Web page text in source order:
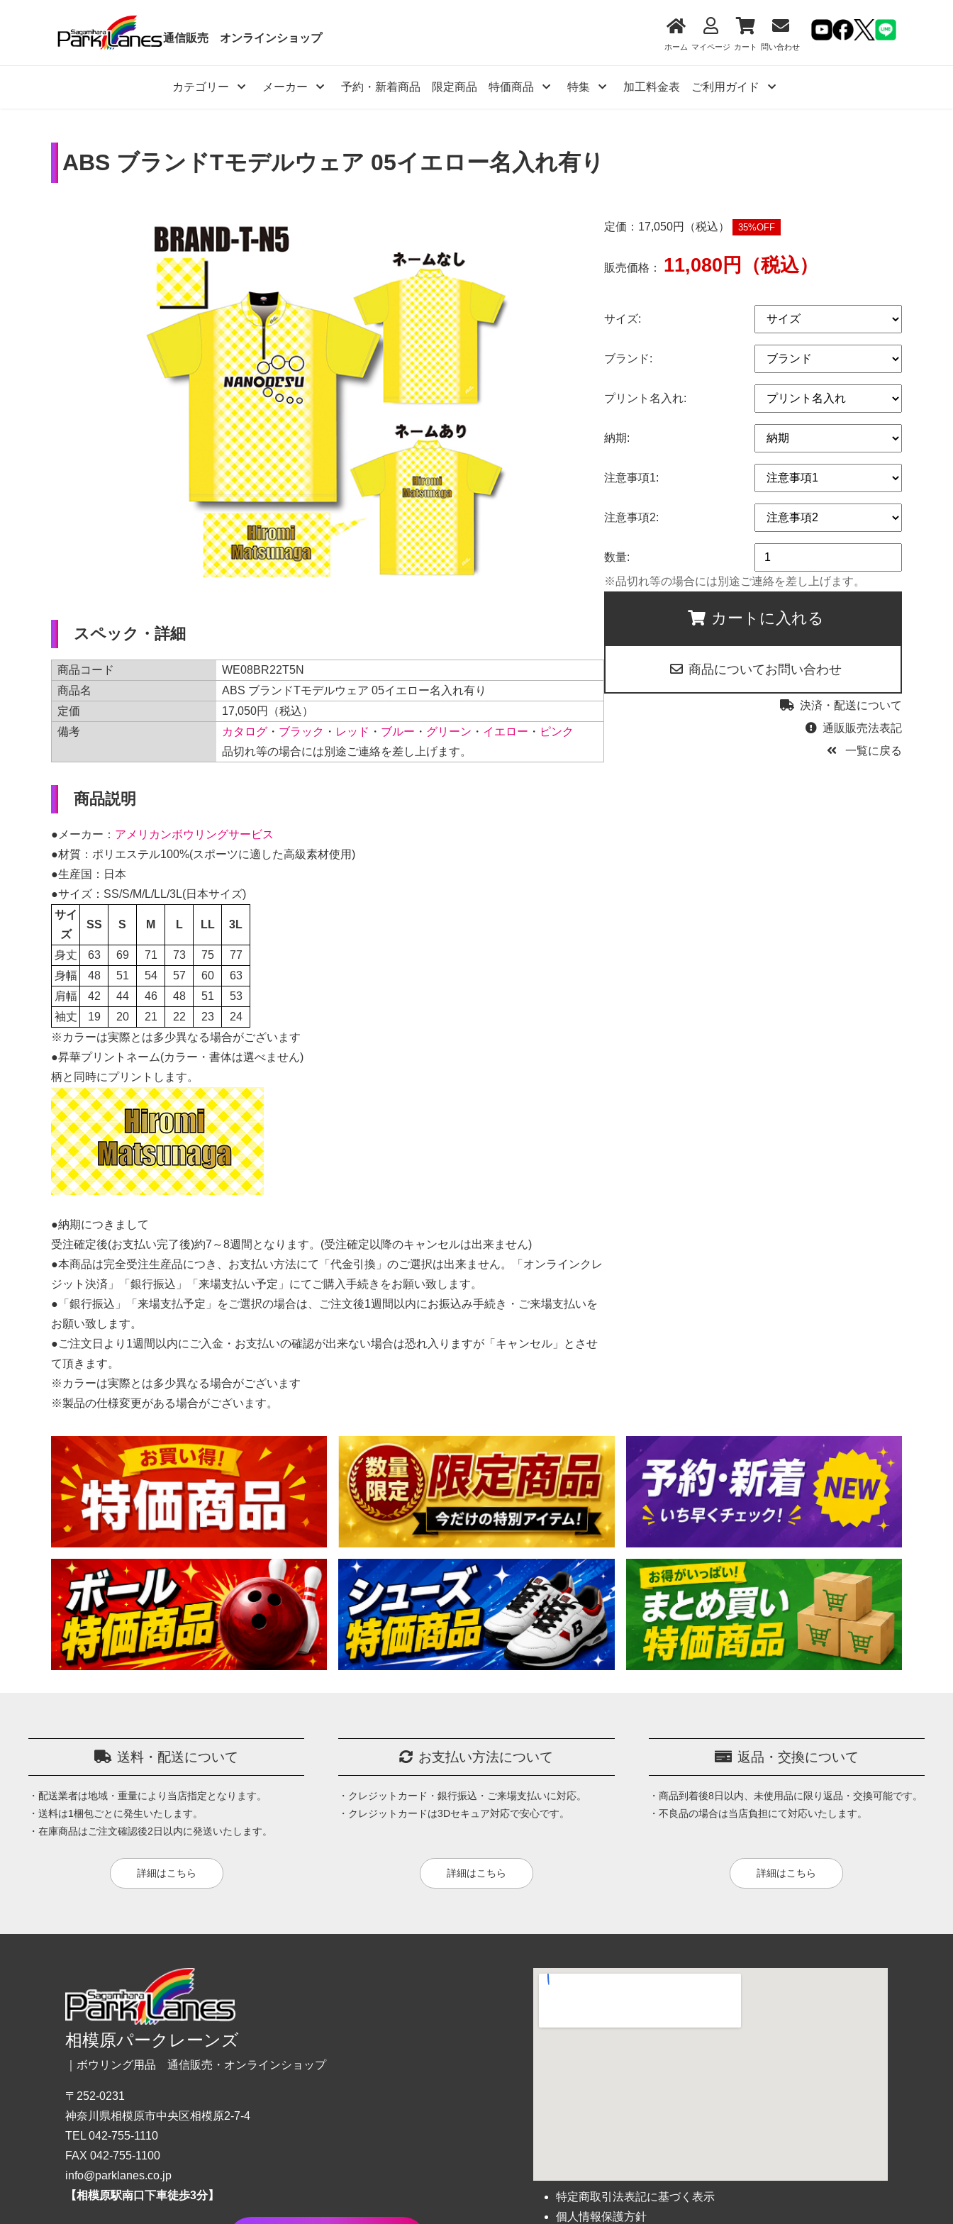
通信販売 オンラインショップ
ホーム マイページ カート 問い合わせ
カテゴリー メーカー 予約・新着商品 限定商品 特価商品 特集 加工料金表 ご利用ガイド
予約・新着商品
特価商品
特集
加工料金表
ご利用ガイド
特定商取引法表記に基づく表示
個人情報保護方針
サイトポリシー
更新履歴一覧
ABS ブランドTモデルウェア 05イエロー名入れ有り
スペック・詳細
商品コード
WE08BR22T5N
商品名
ABS ブランドTモデルウェア 05イエロー名入れ有り
定価
17,050円（税込）
備考
カタログ ・ ブラック ・ レッド ・ ブルー ・ グリーン ・ イエロー ・ ピンク
品切れ等の場合には別途ご連絡を差し上げます。
商品説明
●メーカー： アメリカンボウリングサービス
●材質：ポリエステル100%(スポーツに適した高級素材使用)
●生産国：日本
●サイズ：SS/S/M/L/LL/3L(日本サイズ)
サイ
ズ
SS S M L LL 3L
身丈 63 69 71 73 75
77
身幅
48 51 54 57 60
63
肩幅
42 44 46 48 51
53
袖丈
19 20 21 22 23
24
※カラーは実際とは多少異なる場合がございます
●昇華プリントネーム(カラー・書体は選べません)
柄と同時にプリントします。
●納期につきまして
受注確定後(お支払い完了後)約7～8週間となります。(受注確定以降のキャンセルは出来ません)
●本商品は完全受注生産品につき、お支払い方法にて「代金引換」のご選択は出来ません。「オンラインクレ
ジット決済」「銀行振込」「来場支払い予定」にてご購入手続きをお願い致します。
●「銀行振込」「来場支払予定」をご選択の場合は、ご注文後1週間以内にお振込み手続き・ご来場支払いを
お願い致します。
●ご注文日より1週間以内にご入金・お支払いの確認が出来ない場合は恐れ入りますが「キャンセル」とさせ
て頂きます。
※カラーは実際とは多少異なる場合がございます
※製品の仕様変更がある場合がございます。
定価：17,050円（税込） 35%OFF
販売価格： 11,080円（税込）
サイズ:
ブランド:
プリント名入れ:
納期:
注意事項1:
注意事項2:
数量:
※品切れ等の場合には別途ご連絡を差し上げます。
カートに入れる
商品についてお問い合わせ
決済・配送について
通販販売法表記
一覧に戻る
送料・配送について
・配送業者は地域・重量により当店指定となります。
・送料は1梱包ごとに発生いたします。
・在庫商品はご注文確認後2日以内に発送いたします。
詳細はこちら
お支払い方法について
・クレジットカード・銀行振込・ご来場支払いに対応。
・クレジットカードは3Dセキュア対応で安心です。
詳細はこちら
返品・交換について
・商品到着後8日以内、未使用品に限り返品・交換可能です。
・不良品の場合は当店負担にて対応いたします。
詳細はこちら
相模原パークレーンズ
｜ボウリング用品 通信販売・オンラインショップ
〒252-0231
神奈川県相模原市中央区相模原2-7-4
TEL 042-755-1110
FAX 042-755-1100
info@parklanes.co.jp
【相模原駅南口下車徒歩3分】
特定商取引法表記に基づく表示
個人情報保護方針